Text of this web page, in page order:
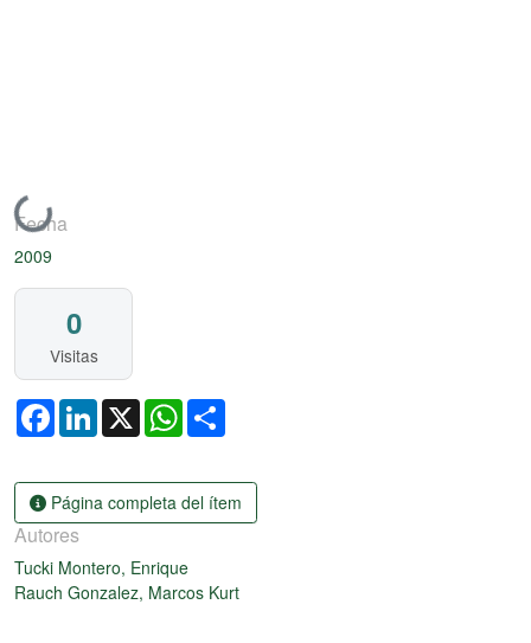
Cargando...
Fecha
2009
0
Visitas
FacebookLinkedIn
X WhatsApp
Página completa del ítem
Autores
Tucki Montero, Enrique
Rauch Gonzalez, Marcos Kurt